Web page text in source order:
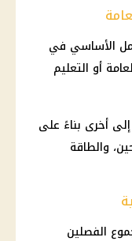
الإعدادية 2026 العامل الأساسي في
أو التعليم
أخرى بناءً على
والطاقة
الفصلين